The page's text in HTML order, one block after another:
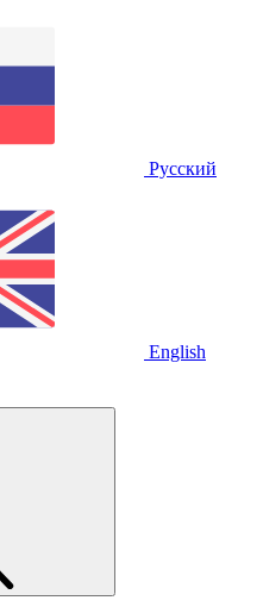
Русский
English